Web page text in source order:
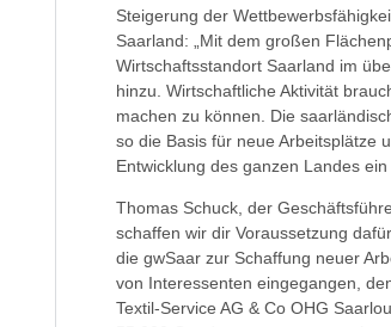
Steigerung der
Saarland: „Mit dem großen
Wirtschaftsstandort Saarland im
hinzu. Wirtschaftliche Aktivität
machen zu können. Die
so die Basis für neue Arbeitsplätze
Entwicklung des ganzen Landes ein
Thomas Schuck, der
schaffen wir dir Voraussetzung
die gwSaar zur Schaffung neuer
von Interessenten eingegangen,
Textil-Service AG & Co OHG